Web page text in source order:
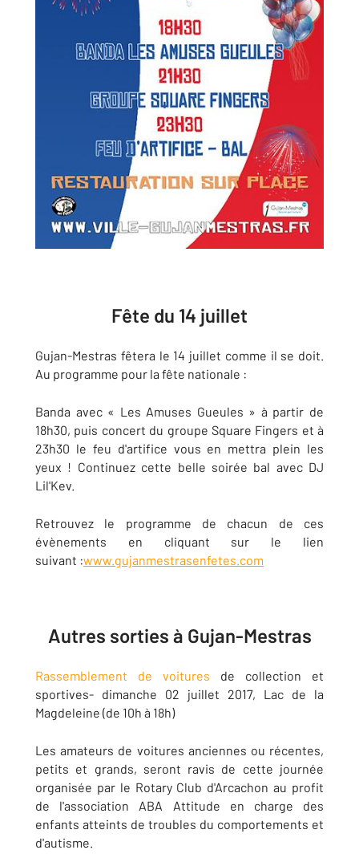
Fête du 14 juillet
Gujan-Mestras fêtera le 14 juillet comme il se doit.
Au programme pour la fête nationale :
Banda avec « Les Amuses Gueules » à partir de
18h30, puis concert du groupe Square Fingers et à
23h30 le feu d'artifice vous en mettra plein les
yeux ! Continuez cette belle soirée bal avec DJ
Lil'Kev.
Retrouvez le programme de chacun de ces
évènements en cliquant sur le lien
suivant :www.gujanmestrasenfetes.com
Autres sorties à Gujan-Mestras
Rassemblement de voitures de collection et
sportives- dimanche 02 juillet 2017, Lac de la
Magdeleine (de 10h à 18h)
Les amateurs de voitures anciennes ou récentes,
petits et grands, seront ravis de cette journée
organisée par le Rotary Club d'Arcachon au profit
de l'association ABA Attitude en charge des
enfants atteints de troubles du comportements et
d'autisme.